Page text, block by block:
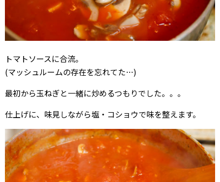
トマトソースに合流。
(マッシュルームの存在を忘れてた…)
最初から玉ねぎと一緒に炒めるつもりでした。。。
仕上げに、味見しながら塩・コショウで味を整えます。